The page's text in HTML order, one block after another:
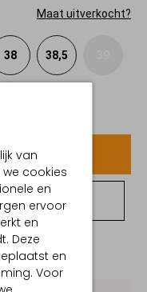
van
we cookies
en
ervoor
en
Deze
en
Voor
Maat uitverkocht?
38 38,5
boutiques